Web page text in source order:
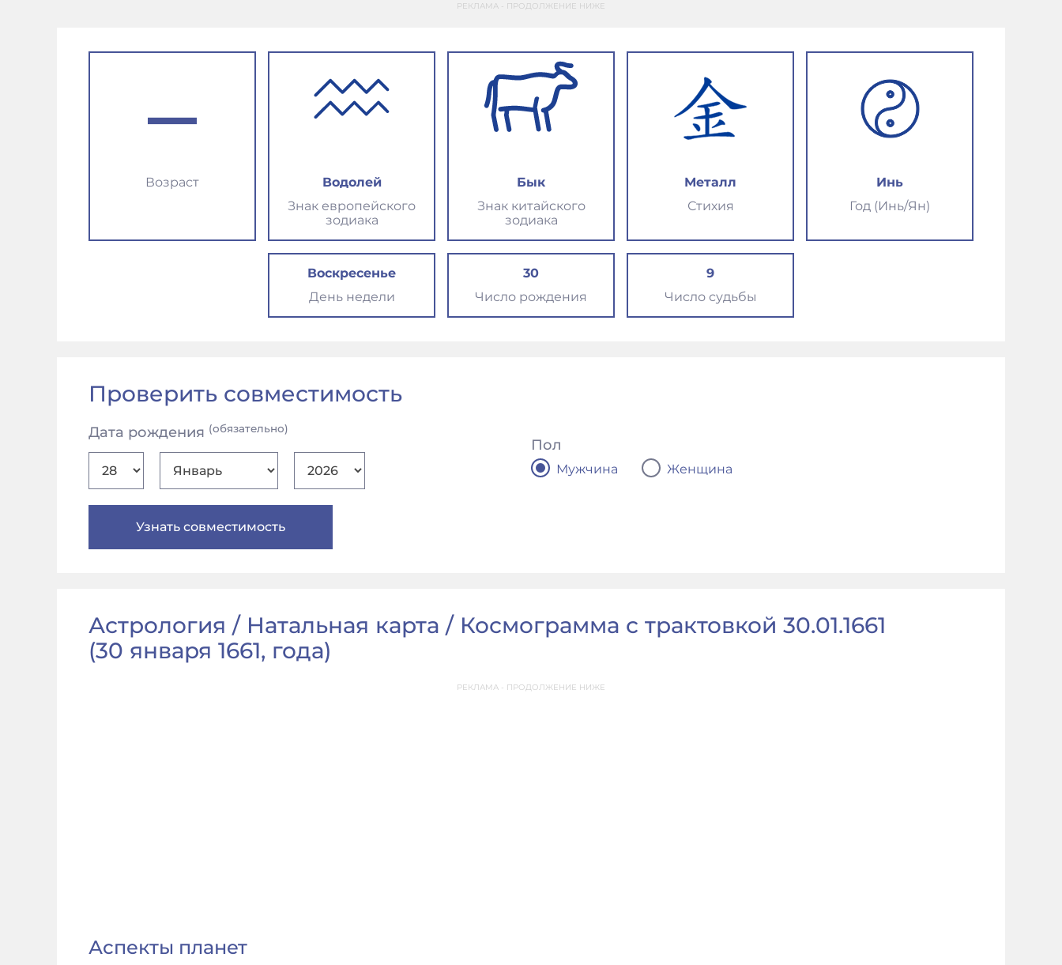
РЕКЛАМА - ПРОДОЛЖЕНИЕ НИЖЕ
–
Возраст
Водолей
Знак европейского
зодиака
Бык
Знак китайского
зодиака
Металл
Стихия
Инь
Год (Инь/Ян)
Воскресенье
День недели
30
Число рождения
9
Число судьбы
Проверить совместимость
Дата рождения (обязательно)
Пол
Мужчина Женщина
Астрология / Натальная карта / Космограмма с трактовкой 30.01.1661
(30 января 1661, года)
РЕКЛАМА - ПРОДОЛЖЕНИЕ НИЖЕ
Аспекты планет